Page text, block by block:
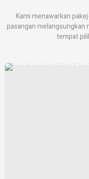
Kami menawarkan
pasangan melangsungkan
tempat